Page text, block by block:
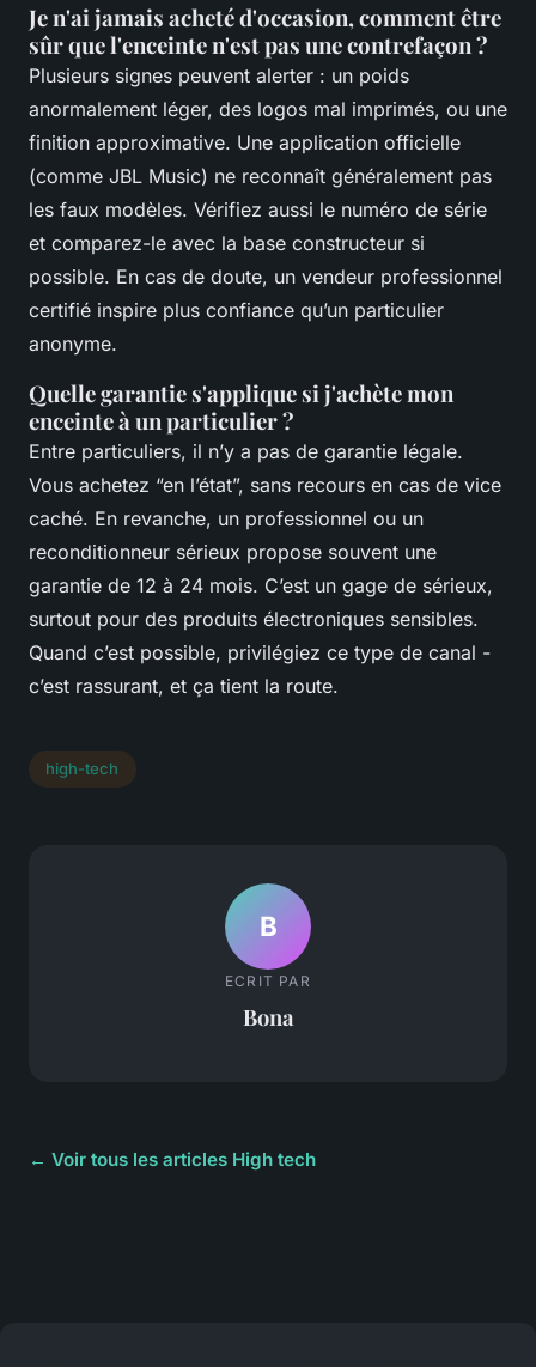
Je n'ai jamais acheté d'occasion, comment être
sûr que l'enceinte n'est pas une contrefaçon ?
Plusieurs signes peuvent alerter : un poids
anormalement léger, des logos mal imprimés, ou une
finition approximative. Une application officielle
(comme JBL Music) ne reconnaît généralement pas
les faux modèles. Vérifiez aussi le numéro de série
et comparez-le avec la base constructeur si
possible. En cas de doute, un vendeur professionnel
certifié inspire plus confiance qu’un particulier
anonyme.
Quelle garantie s'applique si j'achète mon
enceinte à un particulier ?
Entre particuliers, il n’y a pas de garantie légale.
Vous achetez “en l’état”, sans recours en cas de vice
caché. En revanche, un professionnel ou un
reconditionneur sérieux propose souvent une
garantie de 12 à 24 mois. C’est un gage de sérieux,
surtout pour des produits électroniques sensibles.
Quand c’est possible, privilégiez ce type de canal -
c’est rassurant, et ça tient la route.
high-tech
B
ECRIT PAR
Bona
← Voir tous les articles High tech